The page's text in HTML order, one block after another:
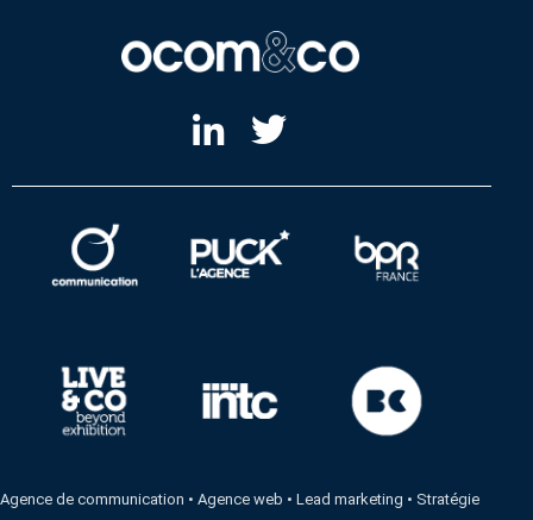
Agence de communication •Agence web •Lead marketing • Stratégie